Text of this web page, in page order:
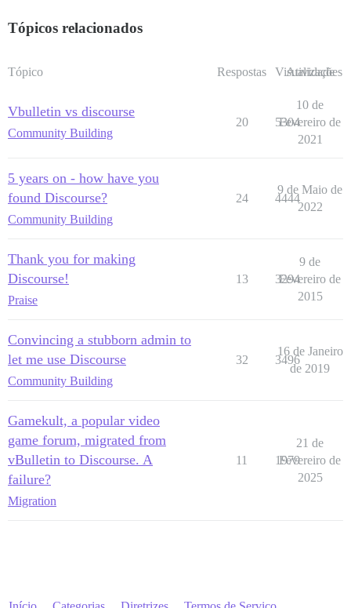
Tópicos relacionados
Tópico Respostas Visualizações
Atividade
Vbulletin vs discourse
Community Building
20 5304
10 de
Fevereiro de
2021
5 years on - how have you
found Discourse?
Community Building
24 4444
9 de Maio de
2022
Thank you for making
Discourse!
Praise
13 3294
9 de
Fevereiro de
2015
Convincing a stubborn admin to
let me use Discourse
Community Building
32 3496
16 de Janeiro
de 2019
Gamekult, a popular video
game forum, migrated from
vBulletin to Discourse. A
failure?
Migration
11 1979
21 de
Fevereiro de
2025